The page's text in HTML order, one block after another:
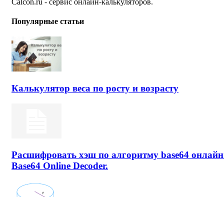
Популярные статьи
Калькулятор веса по росту и возрасту
Расшифровать хэш по алгоритму base64
Base64 Online Decoder.